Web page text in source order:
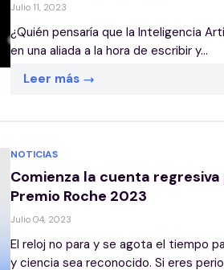
Julio 11, 2023
¿Quién pensaría que la Inteligencia
en una aliada a la hora de escribir y...
Leer más
NOTICIAS
Comienza la cuenta
Premio Roche 2023
Julio 04, 2023
El reloj no para y se agota el tiempo
y ciencia sea reconocido. Si eres